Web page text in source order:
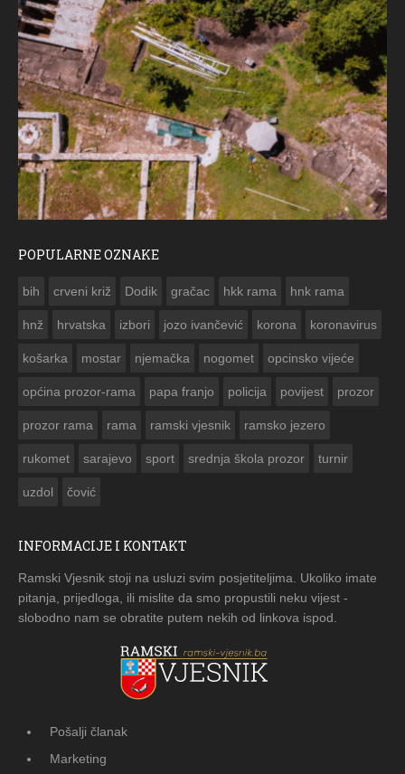
POPULARNE OZNAKE
bih crveni križ Dodik gračac hkk rama hnk rama
hnž hrvatska izbori jozo ivančević korona koronavirus
košarka mostar njemačka nogomet opcinsko vijeće
općina prozor-rama papa franjo policija povijest prozor
prozor rama rama ramski vjesnik ramsko jezero
rukomet sarajevo sport srednja škola prozor turnir
uzdol čović
INFORMACIJE I KONTAKT
Ramski Vjesnik stoji na usluzi svim posjetiteljima. Ukoliko imate
pitanja, prijedloga, ili mislite da smo propustili neku vijest -
slobodno nam se obratite putem nekih od linkova ispod.
Pošalji članak
Marketing